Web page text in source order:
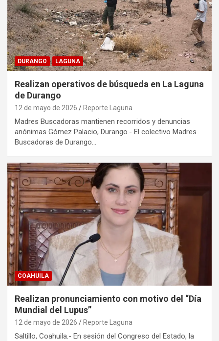
DURANGO LAGUNA
Realizan operativos de búsqueda en La Laguna
de Durango
12 de mayo de 2026 Reporte Laguna
Madres Buscadoras mantienen recorridos y denuncias
anónimas Gómez Palacio, Durango.- El colectivo Madres
Buscadoras de Durango…
COAHUILA
Realizan pronunciamiento con motivo del “Día
Mundial del Lupus”
12 de mayo de 2026 Reporte Laguna
Saltillo, Coahuila.- En sesión del Congreso del Estado, la